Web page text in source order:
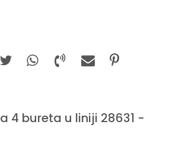
4 bureta u liniji 28631 -